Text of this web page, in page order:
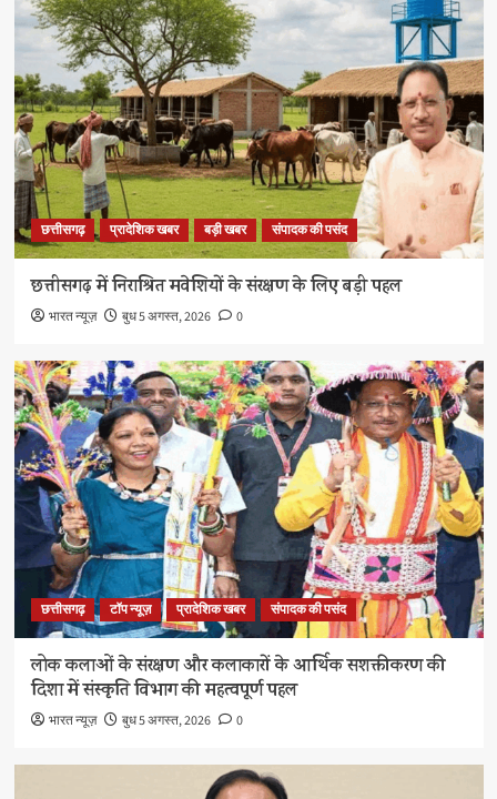
छत्तीसगढ़ प्रादेशिक खबर बड़ी खबर संपादक की पसंद
छत्तीसगढ़ में निराश्रित मवेशियों के संरक्षण के लिए बड़ी पहल
भारत न्यूज़ बुध 5 अगस्त, 2026 0
छत्तीसगढ़ टॉप न्यूज़ प्रादेशिक खबर संपादक की पसंद
लोक कलाओं के संरक्षण और कलाकारों के आर्थिक सशक्तीकरण की
दिशा में संस्कृति विभाग की महत्वपूर्ण पहल
भारत न्यूज़ बुध 5 अगस्त, 2026 0